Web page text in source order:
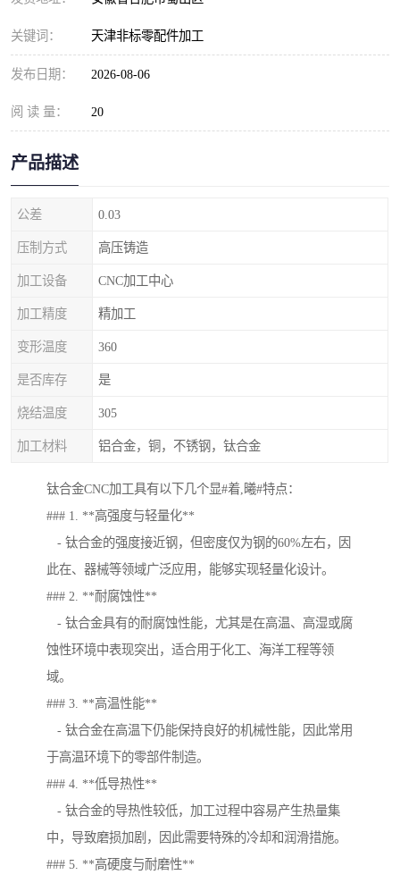
关键词： 天津非标零配件加工
发布日期： 2026-08-06
阅 读 量： 20
产品描述
公差 0.03
压制方式 高压铸造
加工设备 CNC加工中心
加工精度 精加工
变形温度 360
是否库存 是
烧结温度 305
加工材料 铝合金，铜，不锈钢，钛合金
钛合金CNC加工具有以下几个显#着,曦#特点：
### 1. **高强度与轻量化**
- 钛合金的强度接近钢，但密度仅为钢的60%左右，因
此在、器械等领域广泛应用，能够实现轻量化设计。
### 2. **耐腐蚀性**
- 钛合金具有的耐腐蚀性能，尤其是在高温、高湿或腐
蚀性环境中表现突出，适合用于化工、海洋工程等领
域。
### 3. **高温性能**
- 钛合金在高温下仍能保持良好的机械性能，因此常用
于高温环境下的零部件制造。
### 4. **低导热性**
- 钛合金的导热性较低，加工过程中容易产生热量集
中，导致磨损加剧，因此需要特殊的冷却和润滑措施。
### 5. **高硬度与耐磨性**